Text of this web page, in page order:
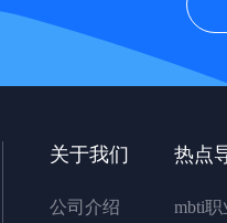
关于我们
公司介绍
热点
mbti